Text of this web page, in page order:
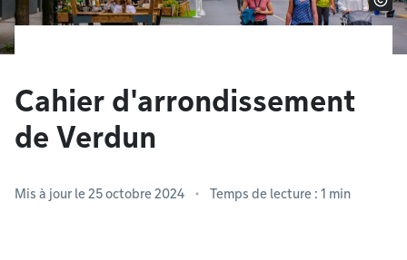
Cahier d'arrondissement
de Verdun
Mis à jour le 25 octobre 2024 Temps de lecture : 1 min